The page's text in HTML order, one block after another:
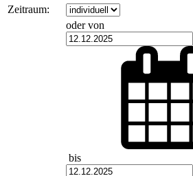
Zeitraum:
oder von
bis